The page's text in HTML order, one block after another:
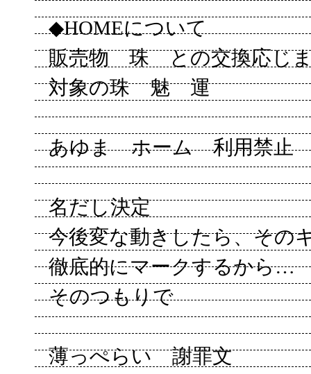
◆HOMEについて
販売物 珠 との交換応じ
対象の珠 魅 運
あゆま ホーム 利用禁
名だし決定
今後変な動きしたら、その
徹底的にマークするから…
そのつもりで
薄っぺらい 謝罪文